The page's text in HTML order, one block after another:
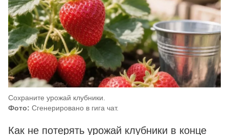
Сохраните урожай клубники.
Фото: Сгенерировано в гига чат.
Как не потерять урожай клубники в конце